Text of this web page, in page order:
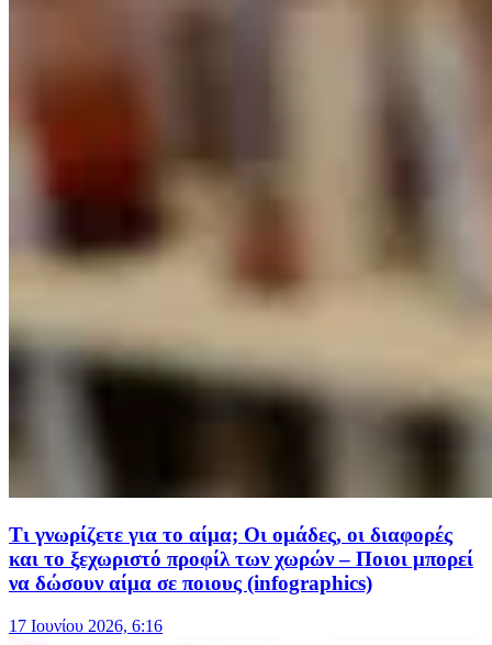
Τι γνωρίζετε για το αίμα; Οι ομάδες, οι διαφορές
και το ξεχωριστό προφίλ των χωρών – Ποιοι μπορεί
να δώσουν αίμα σε ποιους (infographics)
17 Ιουνίου 2026, 6:16